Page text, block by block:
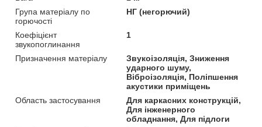
Група матеріалу по
горючості
НГ (негорючий)
Коефіцієнт
звукопоглинання
1
Призначення матеріалу
Звукоізоляція, Зниження
ударного шуму,
Віброізоляція, Поліпшення
акустики приміщень
Область застосування
Для каркасних конструкцій,
Для інженерного
обладнання, Для підлоги